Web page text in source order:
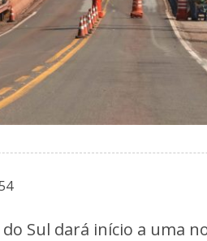
Sul dará início a uma